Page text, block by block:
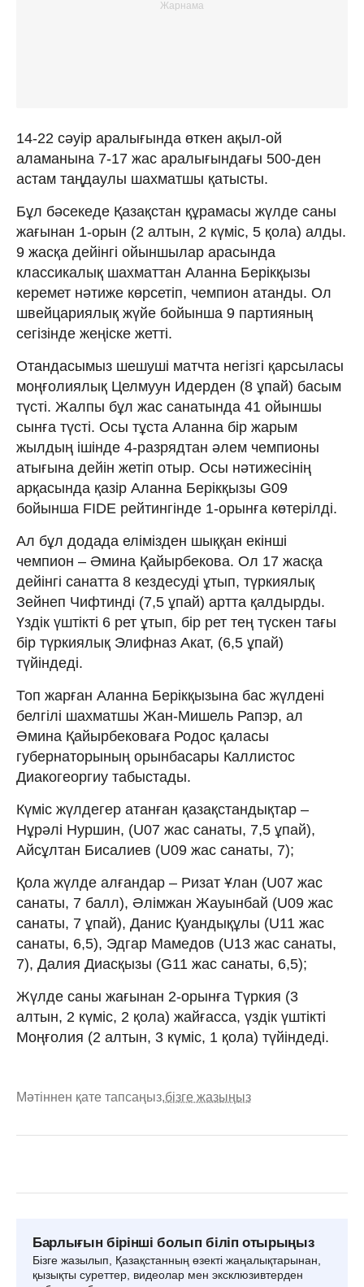
14-22 сәуір аралығында өткен ақыл-ой
аламанына 7-17 жас аралығындағы 500-ден
астам таңдаулы шахматшы қатысты.
Бұл бәсекеде Қазақстан құрамасы жүлде саны
жағынан 1-орын (2 алтын, 2 күміс, 5 қола) алды.
9 жасқа дейінгі ойыншылар арасында
классикалық шахматтан Аланна Берікқызы
керемет нәтиже көрсетіп, чемпион атанды. Ол
швейцариялық жүйе бойынша 9 партияның
сегізінде жеңіске жетті.
Отандасымыз шешуші матчта негізгі қарсыласы
моңғолиялық Целмуун Идерден (8 ұпай) басым
түсті. Жалпы бұл жас санатында 41 ойыншы
сынға түсті. Осы тұста Аланна бір жарым
жылдың ішінде 4-разрядтан әлем чемпионы
атығына дейін жетіп отыр. Осы нәтижесінің
арқасында қазір Аланна Берікқызы G09
бойынша FIDE рейтингінде 1-орынға көтерілді.
Ал бұл додада елімізден шыққан екінші
чемпион – Әмина Қайырбекова. Ол 17 жасқа
дейінгі санатта 8 кездесуді ұтып, түркиялық
Зейнеп Чифтинді (7,5 ұпай) артта қалдырды.
Үздік үштікті 6 рет ұтып, бір рет тең түскен тағы
бір түркиялық Элифназ Акат, (6,5 ұпай)
түйіндеді.
Топ жарған Аланна Берікқызына бас жүлдені
белгілі шахматшы Жан-Мишель Рапэр, ал
Әмина Қайырбековаға Родос қаласы
губернаторының орынбасары Каллистос
Диакогеоргиу табыстады.
Күміс жүлдегер атанған қазақстандықтар –
Нұрәлі Нуршин, (U07 жас санаты, 7,5 ұпай),
Айсұлтан Бисалиев (U09 жас санаты, 7);
Қола жүлде алғандар – Ризат Ұлан (U07 жас
санаты, 7 балл), Әлімжан Жауынбай (U09 жас
санаты, 7 ұпай), Данис Қуандықұлы (U11 жас
санаты, 6,5), Эдгар Мамедов (U13 жас санаты,
7), Далия Диасқызы (G11 жас санаты, 6,5);
Жүлде саны жағынан 2-орынға Түркия (3
алтын, 2 күміс, 2 қола) жайғасса, үздік үштікті
Моңғолия (2 алтын, 3 күміс, 1 қола) түйіндеді.
Мәтіннен қате тапсаңыз,бізге жазыңыз
Барлығын бірінші болып біліп отырыңыз
Бізге жазылып, Қазақстанның өзекті жаңалықтарынан,
қызықты суреттер, видеолар мен эксклюзивтерден